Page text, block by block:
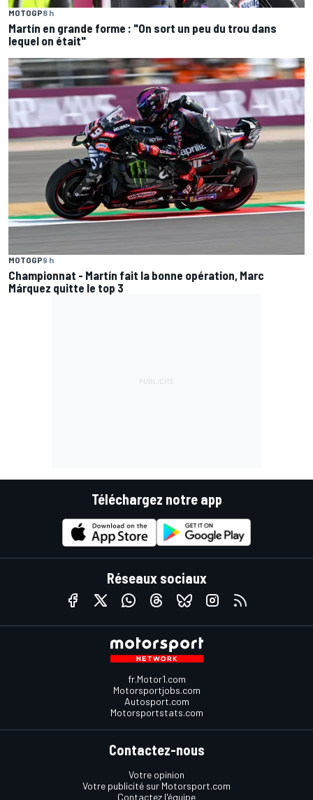
MOTOGP8 h
Martín en grande forme : "On sort un peu du trou dans
lequel on était"
MOTOGP9 h
Championnat - Martín fait la bonne opération, Marc
Márquez quitte le top 3
Téléchargez notre app
Réseaux sociaux
fr.Motor1.com
Motorsportjobs.com
Autosport.com
Motorsportstats.com
Contactez-nous
Votre opinion
Votre publicité sur Motorsport.com
Contactez l'équipe